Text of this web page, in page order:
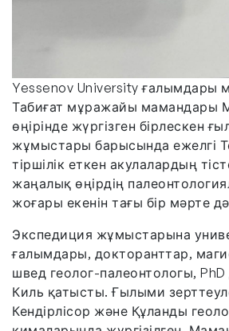
Yessenov University ғалымдары
Табиғат мұражайы мамандары
өңірінде жүргізген бірлескен
жұмыстары барысында ежелгі
тіршілік еткен акулалардың
жаңалық өңірдің
жоғары екенін тағы бір мәрте
Экспедиция жұмыстарына
ғалымдары, докторанттар,
швед геолог-палеонтологы,
Киль қатысты. Ғылыми
Кендірлісор және Құланды